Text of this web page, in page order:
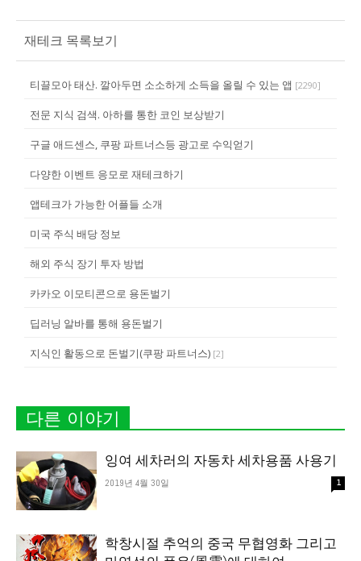
재테크 목록보기
티끌모아 태산. 깔아두면 소소하게 소득을 올릴 수 있는 앱 [2290]
전문 지식 검색. 아하를 통한 코인 보상받기
구글 애드센스, 쿠팡 파트너스등 광고로 수익얻기
다양한 이벤트 응모로 재테크하기
앱테크가 가능한 어플들 소개
미국 주식 배당 정보
해외 주식 장기 투자 방법
카카오 이모티콘으로 용돈벌기
딥러닝 알바를 통해 용돈벌기
지식인 활동으로 돈벌기(쿠팡 파트너스) [2]
다른 이야기
잉여 세차러의 자동차 세차용품 사용기
2019년 4월 30일 1
학창시절 추억의 중국 무협영화 그리고